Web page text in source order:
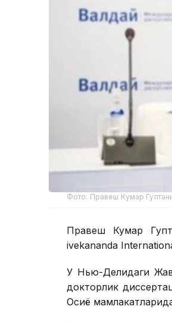
Фото: Правеш Кумар
Правеш Кумар
ivekananda
У Нью-Деҳлидаги
докторлик
Осиё